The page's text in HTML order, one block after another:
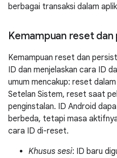
berbagai transaksi dalam
Kemampuan reset
Kemampuan reset dan
ID dan menjelaskan cara ID
umum mencakup: reset
Setelan Sistem, reset saat
penginstalan. ID Android
berbeda, tetapi masa
cara ID di-reset.
Khusus sesi: ID baru